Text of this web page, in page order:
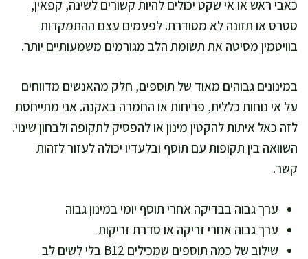
כאבי ראש או אי שקט יכולים להיות קשורים לשינה, קפאין,
סטרס או תזונה לא מסודרת. לפעמים עצם ההתמקדות
בוויטמין מסיטה את תשומת הלב מגורמים משמעותיים יותר.
במינונים גבוהים מאוד של תוספים, חלק מהאנשים מדווחים
על אי נוחות כללית, פריחות או החמרה באקנה. אני מתייחסת
לזה כאל איתות להקטין מינון או להפסיק לתקופה ולבחון שינוי.
השוואה בין תקופות עם תוסף ובלעדיו יכולה לעזור לזהות
קשר.
ערך גבוה בבדיקה אחרי תוסף יומי במינון גבוה
ערך גבוה אחרי זריקה או סדרת זריקות
שילוב של כמה תוספים שמכילים B12 בלי לשים לב